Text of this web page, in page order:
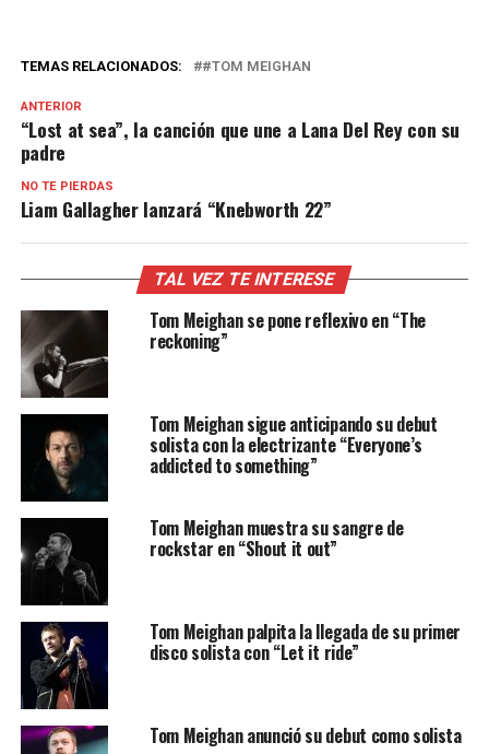
TEMAS RELACIONADOS: #TOM MEIGHAN
ANTERIOR
“Lost at sea”, la canción que une a Lana Del Rey con su
padre
NO TE PIERDAS
Liam Gallagher lanzará “Knebworth 22”
TAL VEZ TE INTERESE
Tom Meighan se pone reflexivo en “The
reckoning”
Tom Meighan sigue anticipando su debut
solista con la electrizante “Everyone’s
addicted to something”
Tom Meighan muestra su sangre de
rockstar en “Shout it out”
Tom Meighan palpita la llegada de su primer
disco solista con “Let it ride”
Tom Meighan anunció su debut como solista